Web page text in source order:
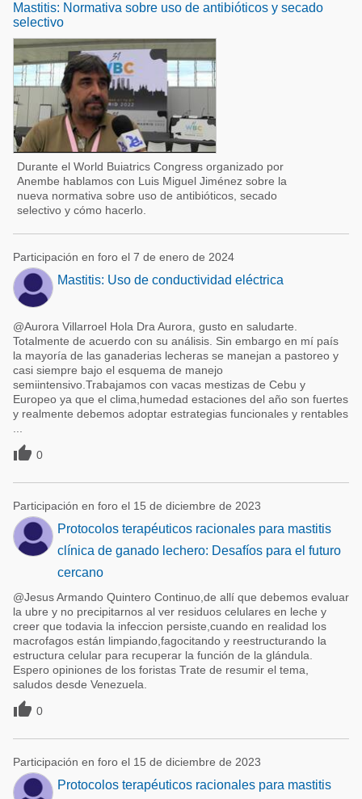
Mastitis: Normativa sobre uso de antibióticos y secado
selectivo
Durante el World Buiatrics Congress organizado por
Anembe hablamos con Luis Miguel Jiménez sobre la
nueva normativa sobre uso de antibióticos, secado
selectivo y cómo hacerlo.
Participación en foro el 7 de enero de 2024
Mastitis: Uso de conductividad eléctrica
@Aurora Villarroel Hola Dra Aurora, gusto en saludarte.
Totalmente de acuerdo con su análisis. Sin embargo en mí país
la mayoría de las ganaderias lecheras se manejan a pastoreo y
casi siempre bajo el esquema de manejo
semiintensivo.Trabajamos con vacas mestizas de Cebu y
Europeo ya que el clima,humedad estaciones del año son fuertes
y realmente debemos adoptar estrategias funcionales y rentables
 0
Participación en foro el 15 de diciembre de 2023
Protocolos terapéuticos racionales para mastitis
clínica de ganado lechero: Desafíos para el futuro
cercano
@Jesus Armando Quintero Continuo,de allí que debemos evaluar
la ubre y no precipitarnos al ver residuos celulares en leche y
creer que todavia la infeccion persiste,cuando en realidad los
macrofagos están limpiando,fagocitando y reestructurando la
estructura celular para recuperar la función de la glándula.
Espero opiniones de los foristas Trate de resumir el tema,
saludos desde Venezuela.
 0
Participación en foro el 15 de diciembre de 2023
Protocolos terapéuticos racionales para mastitis